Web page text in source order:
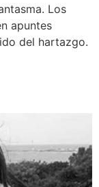
Los
apuntes
del hartazgo.